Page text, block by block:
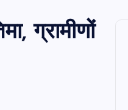
ग्रामीणों